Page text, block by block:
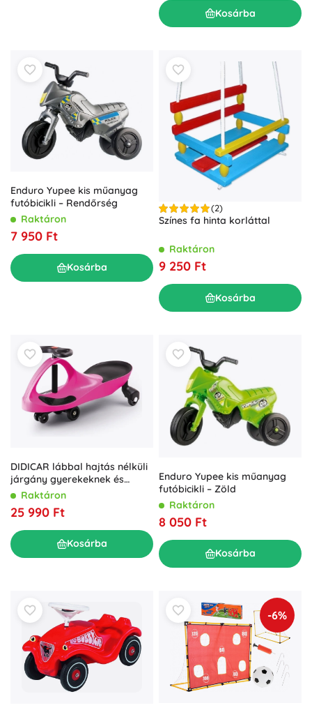
Kosárba
Enduro Yupee kis műanyag
futóbicikli – Rendőrség
Raktáron
7 950 Ft
Kosárba
(2)
Színes fa hinta korláttal
Raktáron
9 250 Ft
Kosárba
DIDICAR lábbal hajtás nélküli
járgány gyerekeknek és
felnőtteknek – Rózsaszín
Raktáron
25 990 Ft
Kosárba
Enduro Yupee kis műanyag
futóbicikli – Zöld
Raktáron
8 050 Ft
Kosárba
-6%